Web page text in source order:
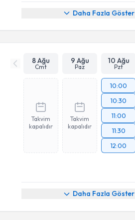
Daha Fazla Göster
8 Ağu
Cmt
9 Ağu
Paz
10 Ağu
Pzt
Takvim
kapalıdır
Takvim
kapalıdır
10:00
10:30
11:00
11:30
12:00
Daha Fazla Göster
Randevu Takvimi Talebi